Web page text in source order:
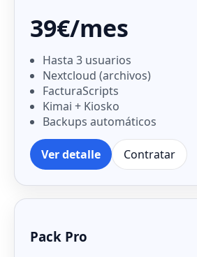
39€/mes
Hasta 3 usuarios
Nextcloud (archivos)
FacturaScripts
Kimai + Kiosko
Backups automáticos
Ver detalle Contratar
Pack Pro